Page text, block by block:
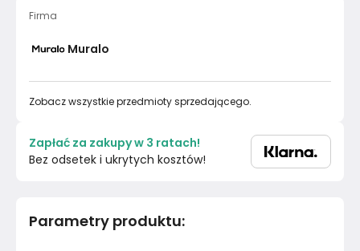
Parametry produktu:
Firma
Muralo
Zobacz wszystkie przedmioty sprzedającego.
Zapłać za zakupy w 3 ratach!
Bez odsetek i ukrytych kosztów!